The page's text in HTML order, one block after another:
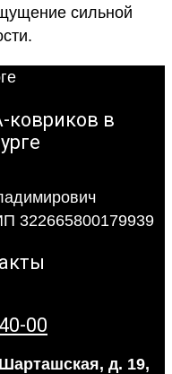
сильной
ковриков в
322665800179939
00
д. 19,